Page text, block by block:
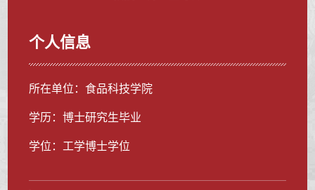
个人信息
所在单位：食品科技学院
学历：博士研究生毕业
学位：工学博士学位